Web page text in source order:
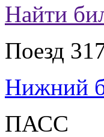
Найти
Поезд
Нижний
ПАСС